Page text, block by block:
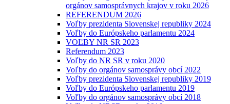
orgánov samosprávnych krajov v roku 2026
REFERENDUM 2026
Voľby prezidenta Slovenskej republiky 2024
Voľby do Európskeho parlamentu 2024
VOĽBY NR SR 2023
Referendum 2023
Voľby do NR SR v roku 2020
Voľby do orgánov samosprávy obcí 2022
Voľby prezidenta Slovenskej republiky 2019
Voľby do Európskeho parlamentu 2019
Voľby do orgánov samosprávy obcí 2018